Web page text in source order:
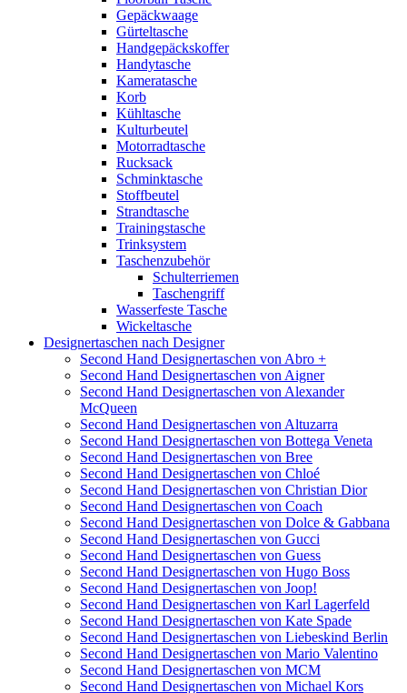
Gepäckwaage
Gürteltasche
Handgepäckskoffer
Handytasche
Kameratasche
Korb
Kühltasche
Kulturbeutel
Motorradtasche
Rucksack
Schminktasche
Stoffbeutel
Strandtasche
Trainingstasche
Trinksystem
Taschenzubehör
Schulterriemen
Taschengriff
Wasserfeste Tasche
Wickeltasche
Designertaschen nach Designer
Second Hand Designertaschen von Abro +
Second Hand Designertaschen von Aigner
Second Hand Designertaschen von Alexander
McQueen
Second Hand Designertaschen von Altuzarra
Second Hand Designertaschen von Bottega Veneta
Second Hand Designertaschen von Bree
Second Hand Designertaschen von Chloé
Second Hand Designertaschen von Christian Dior
Second Hand Designertaschen von Coach
Second Hand Designertaschen von Dolce & Gabbana
Second Hand Designertaschen von Gucci
Second Hand Designertaschen von Guess
Second Hand Designertaschen von Hugo Boss
Second Hand Designertaschen von Joop!
Second Hand Designertaschen von Karl Lagerfeld
Second Hand Designertaschen von Kate Spade
Second Hand Designertaschen von Liebeskind Berlin
Second Hand Designertaschen von Mario Valentino
Second Hand Designertaschen von MCM
Second Hand Designertaschen von Michael Kors